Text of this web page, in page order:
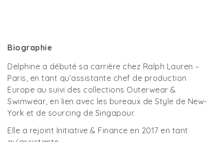
Biographie
Delphine a débuté sa carrière chez Ralph Lauren –
Paris, en tant qu’assistante chef de production
Europe au suivi des collections Outerwear &
Swimwear, en lien avec les bureaux de Style de New-
York et de sourcing de Singapour.
Elle a rejoint Initiative & Finance en 2017 en tant